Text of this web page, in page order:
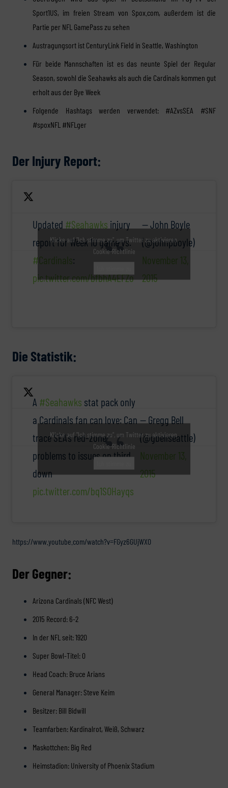
Sport1US, im freien Stream von Spox.com, außerdem ist die
Partie per NFL GamePass zu sehen
Austragungsort ist CenturyLink Field in Seattle, Washington
Für beide Mannschaften ist es das neunte Spiel der Regular
Season, sowohl die Seahawks als auch die Cardinals kommen gut
erholt aus der Bye Week
Folgende Hashtags werden verwendet: #AZvsSEA #SNF
#spoxNFL #NFLger
Der Injury Report:
Updated #Seahawks injury
report for Week 10 game vs.
#Cardinals:
pic.twitter.com/bfbhA4EFZo
— John Boyle
(@johnpboyle)
November 13,
2015
Klicke auf "Ich stimme zu", um Twitter zu aktivieren
Cookie-Richtlinie
Die Statistik:
A #Seahawks stat pack only
a Cardinals fan can love: Can
trace SEA's red-zone
problems to issues on third
down
pic.twitter.com/bq1SOHayqs
— Gregg Bell
(@gbellseattle)
November 13,
2015
Klicke auf "Ich stimme zu", um Twitter zu aktivieren
Cookie-Richtlinie
https://www.youtube.com/watch?v=FGyz6GUjWX0
Der Gegner:
Arizona Cardinals (NFC West)
2015 Record: 6-2
In der NFL seit: 1920
Super Bowl-Titel: 0
Head Coach: Bruce Arians
General Manager: Steve Keim
Besitzer: Bill Bidwill
Teamfarben: Kardinalrot, Weiß, Schwarz
Maskottchen: Big Red
Heimstadion: University of Phoenix Stadium